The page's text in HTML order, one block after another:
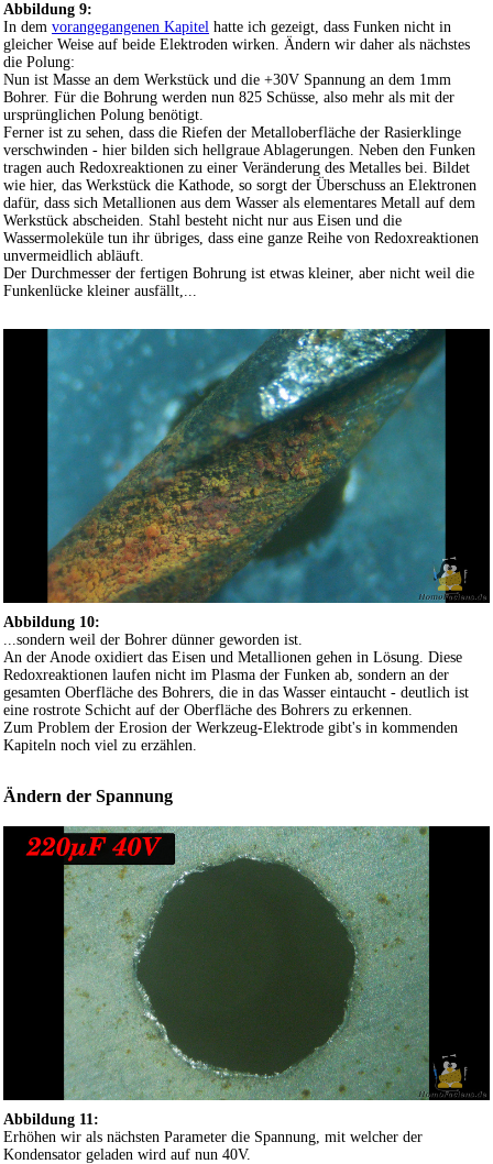
Abbildung 9:
In dem vorangegangenen Kapitel hatte ich gezeigt, dass Funken nicht in
gleicher Weise auf beide Elektroden wirken. Ändern wir daher als nächstes
die Polung:
Nun ist Masse an dem Werkstück und die +30V Spannung an dem 1mm
Bohrer. Für die Bohrung werden nun 825 Schüsse, also mehr als mit der
ursprünglichen Polung benötigt.
Ferner ist zu sehen, dass die Riefen der Metalloberfläche der Rasierklinge
verschwinden - hier bilden sich hellgraue Ablagerungen. Neben den Funken
tragen auch Redoxreaktionen zu einer Veränderung des Metalles bei. Bildet
wie hier, das Werkstück die Kathode, so sorgt der Überschuss an Elektronen
dafür, dass sich Metallionen aus dem Wasser als elementares Metall auf dem
Werkstück abscheiden. Stahl besteht nicht nur aus Eisen und die
Wassermoleküle tun ihr übriges, dass eine ganze Reihe von Redoxreaktionen
unvermeidlich abläuft.
Der Durchmesser der fertigen Bohrung ist etwas kleiner, aber nicht weil die
Funkenlücke kleiner ausfällt,...
Abbildung 10:
...sondern weil der Bohrer dünner geworden ist.
An der Anode oxidiert das Eisen und Metallionen gehen in Lösung. Diese
Redoxreaktionen laufen nicht im Plasma der Funken ab, sondern an der
gesamten Oberfläche des Bohrers, die in das Wasser eintaucht - deutlich ist
eine rostrote Schicht auf der Oberfläche des Bohrers zu erkennen.
Zum Problem der Erosion der Werkzeug-Elektrode gibt's in kommenden
Kapiteln noch viel zu erzählen.
Ändern der Spannung
Abbildung 11:
Erhöhen wir als nächsten Parameter die Spannung, mit welcher der
Kondensator geladen wird auf nun 40V.